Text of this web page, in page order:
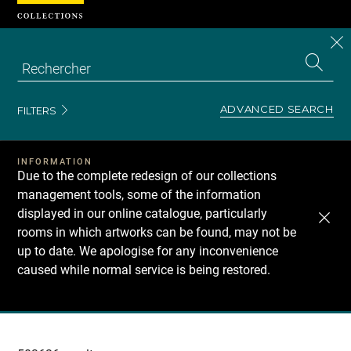
FILTERS ADVANCED SEARCH
INFORMATION
Due to the complete redesign of our collections
management tools, some of the information
displayed in our online catalogue, particularly
rooms in which artworks can be found, may not be
up to date. We apologise for any inconvenience
caused while normal service is being restored.
Recherche
Cookies management panel